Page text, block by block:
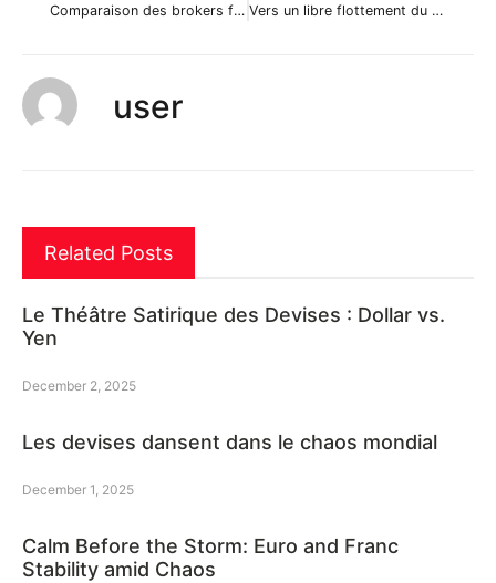
Comparaison des brokers forex Vers un libre flottement du cours du rouble
user
Related Posts
Le Théâtre Satirique des Devises : Dollar vs.
Yen
December 2, 2025
Les devises dansent dans le chaos mondial
December 1, 2025
Calm Before the Storm: Euro and Franc
Stability amid Chaos